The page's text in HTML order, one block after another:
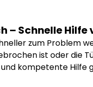
– Schnelle Hilfe
zum Problem
ist oder die
kompetente Hilfe